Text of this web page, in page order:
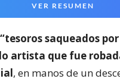
VER RESUMEN
“tesoros saqueados
artista que fue
, en manos de un